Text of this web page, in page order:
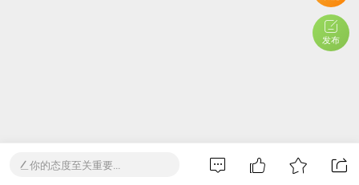
发布
你的态度至关重要...